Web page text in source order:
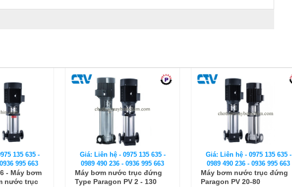
135 635 -
995 663
trục đứng
2 - 130
Giá: Liên hệ - 0975 135 635 -
0989 490 236 - 0936 995 663
Máy bơm nước trục đứng
Paragon PV 20-80
Giá: Liên hệ - 0975 135 635 -
0989 490 236 - 0936 995 663
Máy bơm nước trục đứng
Paragon PV 120